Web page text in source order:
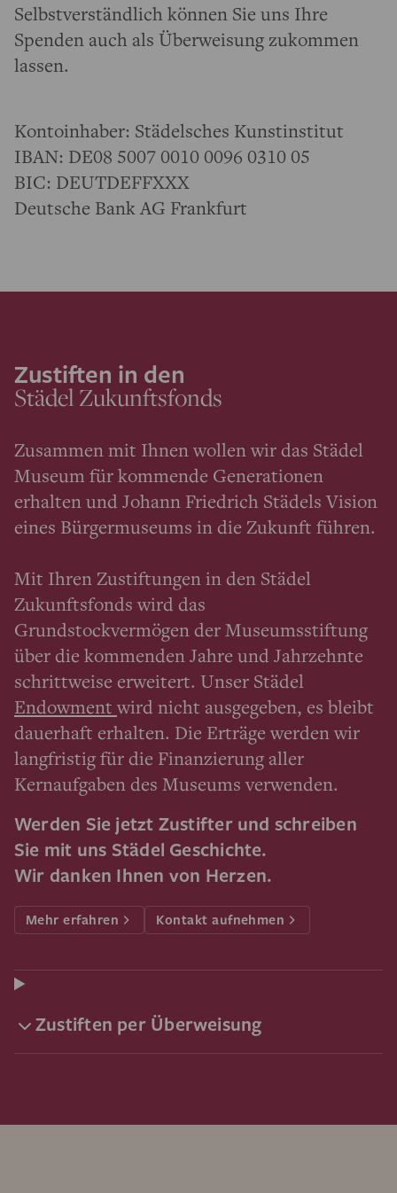
Selbstverständlich können Sie uns Ihre
Spenden auch als Überweisung zukommen
lassen.
Kontoinhaber: Städelsches Kunstinstitut
IBAN: DE08 5007 0010 0096 0310 05
BIC: DEUTDEFFXXX
Deutsche Bank AG Frankfurt
Zustiften in den
Städel Zukunftsfonds
Zusammen mit Ihnen wollen wir das Städel
Museum für kommende Generationen
erhalten und Johann Friedrich Städels Vision
eines Bürgermuseums in die Zukunft führen.
Mit Ihren Zustiftungen in den Städel
Zukunftsfonds wird das
Grundstockvermögen der Museumsstiftung
über die kommenden Jahre und Jahrzehnte
schrittweise erweitert. Unser Städel
Endowmentwird nicht ausgegeben, es bleibt
dauerhaft erhalten. Die Erträge werden wir
langfristig für die Finanzierung aller
Kernaufgaben des Museums verwenden.
Werden Sie jetzt Zustifter und schreiben
Sie mit uns Städel Geschichte.
Wir danken Ihnen von Herzen.
Mehr erfahren Kontakt aufnehmen
Zustiften per Überweisung